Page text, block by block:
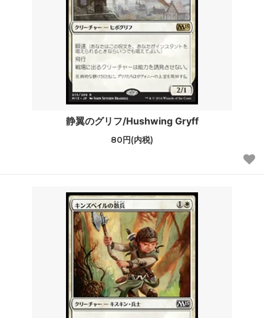
静翼のグリフ/Hushwing Gryff
80円(内税)